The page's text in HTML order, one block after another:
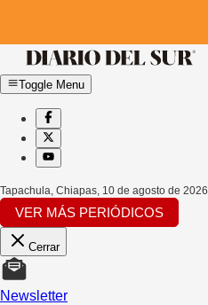
Toggle Menu
Tapachula, Chiapas, 10 de agosto de 2026
VER MÁS PERIÓDICOS
Cerrar
Newsletter